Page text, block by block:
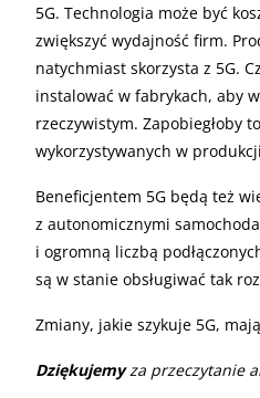
5G. Technologia może być
zwiększyć wydajność firm.
natychmiast skorzysta z 5G.
instalować w fabrykach, aby
rzeczywistym. Zapobiegłoby
wykorzystywanych w
Beneficjentem 5G będą też
z autonomicznymi
i ogromną liczbą
są w stanie obsługiwać tak
Zmiany, jakie szykuje 5G,
Dziękujemyza przeczytanie